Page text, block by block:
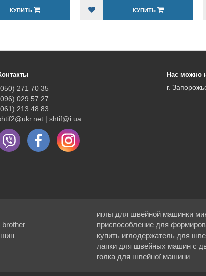
КУПИТЬ КУПИТЬ
271 70 35
029 57 27
213 48 83
| shtif@i.ua
Нас можно
г.
иглы для швейной машинки
приспособление для
купить иглодержатель для
лапки для швейных машин с
голка для швейної машини